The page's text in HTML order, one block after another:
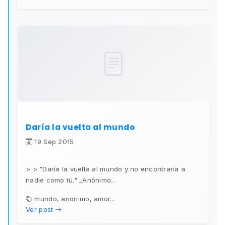
Daría la vuelta al mundo
19 Sep 2015
> > "Daría la vuelta al mundo y no encontraría a
nadie como tú." _Anónimo...
mundo, anonimo, amor...
Ver post